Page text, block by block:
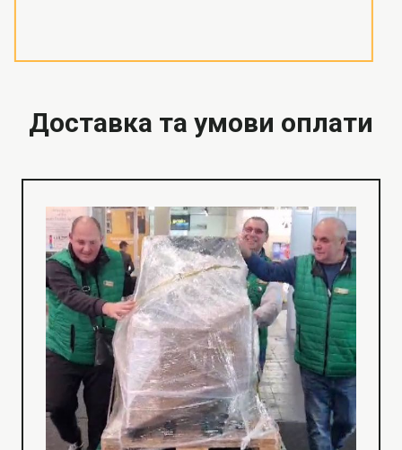
Доставка та умови оплати